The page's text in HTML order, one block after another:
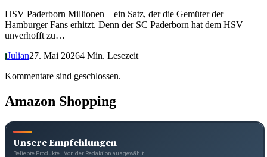
HSV Paderborn Millionen – ein Satz, der die Gemüter der
Hamburger Fans erhitzt. Denn der SC Paderborn hat dem HSV
unverhofft zu…
JJulian27. Mai 20264 Min. Lesezeit
Kommentare sind geschlossen.
Amazon Shopping
Unsere Empfehlungen
Beliebte Produkte · Von der Redaktion ausgewählt